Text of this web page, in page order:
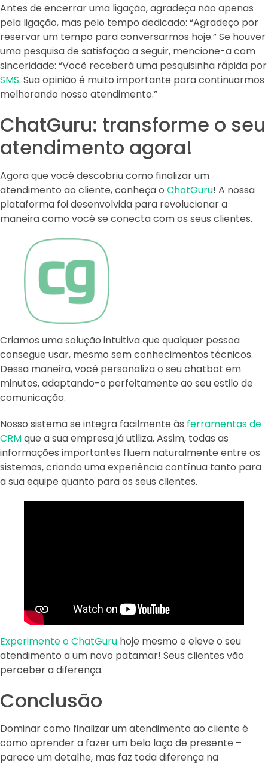
Antes de encerrar uma ligação, agradeça não apenas
pela ligação, mas pelo tempo dedicado: “Agradeço por
reservar um tempo para conversarmos hoje.” Se houver
uma pesquisa de satisfação a seguir, mencione-a com
sinceridade: “Você receberá uma pesquisinha rápida por
SMS. Sua opinião é muito importante para continuarmos
melhorando nosso atendimento.”
ChatGuru: transforme o seu
atendimento agora!
Agora que você descobriu como finalizar um
atendimento ao cliente, conheça o ChatGuru! A nossa
plataforma foi desenvolvida para revolucionar a
maneira como você se conecta com os seus clientes.
Criamos uma solução intuitiva que qualquer pessoa
consegue usar, mesmo sem conhecimentos técnicos.
Dessa maneira, você personaliza o seu chatbot em
minutos, adaptando-o perfeitamente ao seu estilo de
comunicação.
Nosso sistema se integra facilmente às ferramentas de
CRMque a sua empresa já utiliza. Assim, todas as
informações importantes fluem naturalmente entre os
sistemas, criando uma experiência contínua tanto para
a sua equipe quanto para os seus clientes.
Experimente o ChatGuru hoje mesmo e eleve o seu
atendimento a um novo patamar! Seus clientes vão
perceber a diferença.
Conclusão
Dominar como finalizar um atendimento ao cliente é
como aprender a fazer um belo laço de presente –
parece um detalhe, mas faz toda diferença na